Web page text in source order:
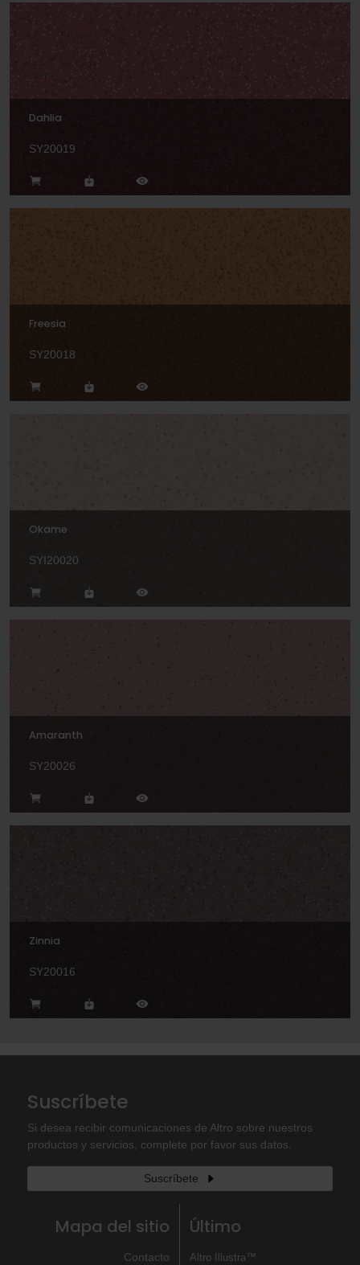
Dahlia
SY20019
Freesia
SY20018
Okame
SYI20020
Amaranth
SY20026
Zinnia
SY20016
Suscríbete
Si desea recibir comunicaciones de Altro sobre nuestros
productos y servicios, complete por favor sus datos.
Suscríbete
Mapa del sitio
Contacto
Último
Altro Illustra™